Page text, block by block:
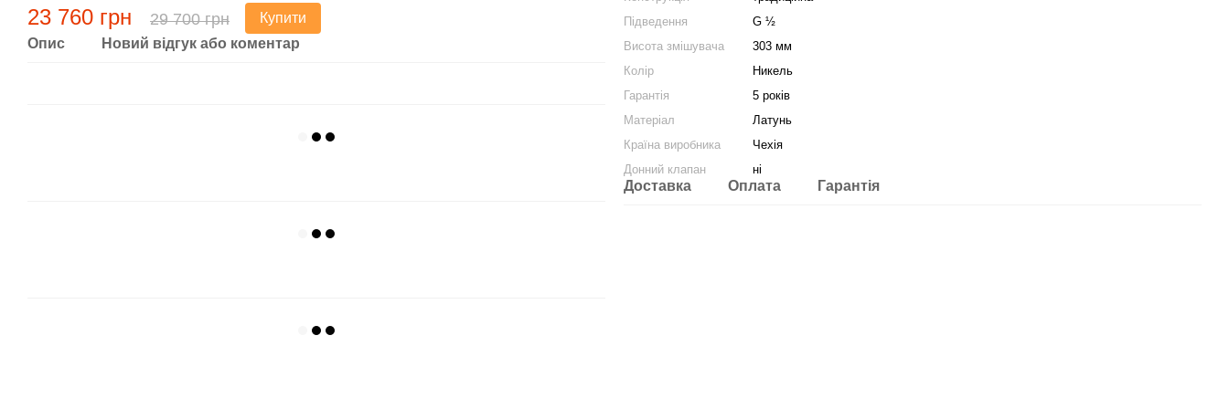
23 760 грн 29 700 грн Купити
Опис Новий відгук або коментар
Підведення
G ½
Висота змішувача
303 мм
Колір
Никель
Гарантія
5 років
Матеріал
Латунь
Країна виробника
Чехія
Донний клапан
ні
Доставка Оплата Гарантія